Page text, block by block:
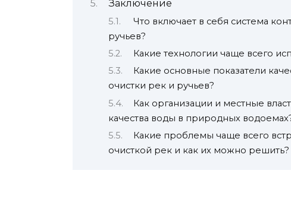
Заключение
Что включает в себя система
ручьев?
Какие технологии чаще всего
Какие основные показатели
очистки рек и ручьев?
Как организации и местные
качества воды в природных
Какие проблемы чаще всего
очисткой рек и как их можно решить?